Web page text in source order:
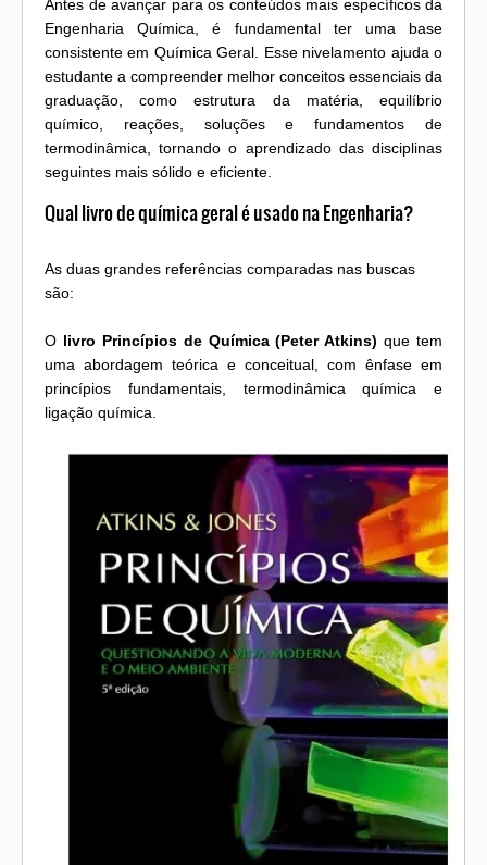
Antes de avançar para os conteúdos mais específicos da
Engenharia Química, é fundamental ter uma base
consistente em Química Geral. Esse nivelamento ajuda o
estudante a compreender melhor conceitos essenciais da
graduação, como estrutura da matéria, equilíbrio
químico, reações, soluções e fundamentos de
termodinâmica, tornando o aprendizado das disciplinas
seguintes mais sólido e eficiente.
Qual livro de química geral é usado na Engenharia?
As duas grandes referências comparadas nas buscas
são:
O livro Princípios de Química (Peter Atkins) que tem
uma abordagem teórica e conceitual, com ênfase em
princípios fundamentais, termodinâmica química e
ligação química.